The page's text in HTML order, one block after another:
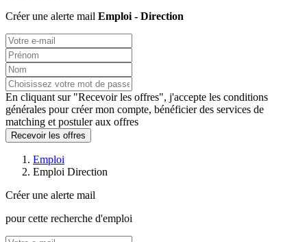
Créer une alerte mail Emploi - Direction
En cliquant sur "Recevoir les offres", j'accepte les conditions
générales pour créer mon compte, bénéficier des services de
matching et postuler aux offres
Recevoir les offres
Emploi
Emploi Direction
Créer une alerte mail
pour cette recherche d'emploi